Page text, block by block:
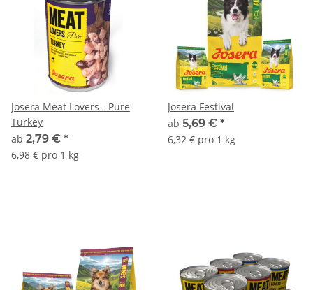
Josera Meat Lovers - Pure
Turkey
ab 2,79 € *
6,98 € pro 1 kg
Josera Festival
ab 5,69 € *
6,32 € pro 1 kg